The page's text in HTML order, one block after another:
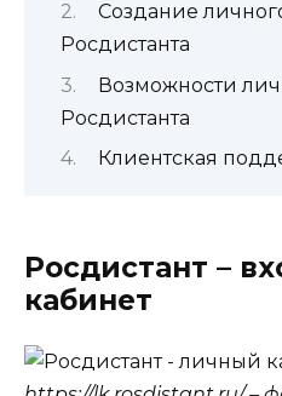
Создание
Росдистанта
Возможности
Росдистанта
Клиентская
Росдистант –
кабинет